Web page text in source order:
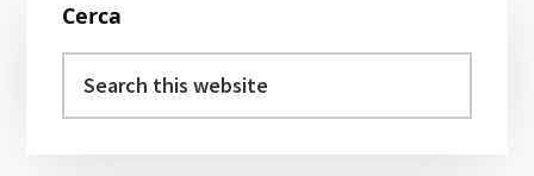
Sidebar
Cerca
this